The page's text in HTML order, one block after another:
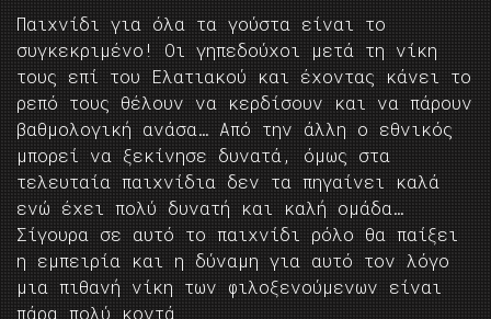
Παιχνίδι για όλα τα γούστα είναι το
συγκεκριμένο! Οι γηπεδούχοι μετά τη νίκη
τους επί του Ελατιακού και έχοντας κάνει το
ρεπό τους θέλουν να κερδίσουν και να πάρουν
βαθμολογική ανάσα… Από την άλλη ο εθνικός
μπορεί να ξεκίνησε δυνατά, όμως στα
τελευταία παιχνίδια δεν τα πηγαίνει καλά
ενώ έχει πολύ δυνατή και καλή ομάδα…
Σίγουρα σε αυτό το παιχνίδι ρόλο θα παίξει
η εμπειρία και η δύναμη για αυτό τον λόγο
μια πιθανή νίκη των φιλοξενούμενων είναι
πάρα πολύ κοντά